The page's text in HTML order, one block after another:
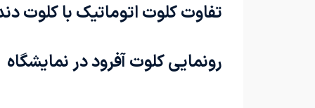
تفاوت کلوت اتوماتیک با کلوت
رونمایی کلوت آفرود در نمایشگاه